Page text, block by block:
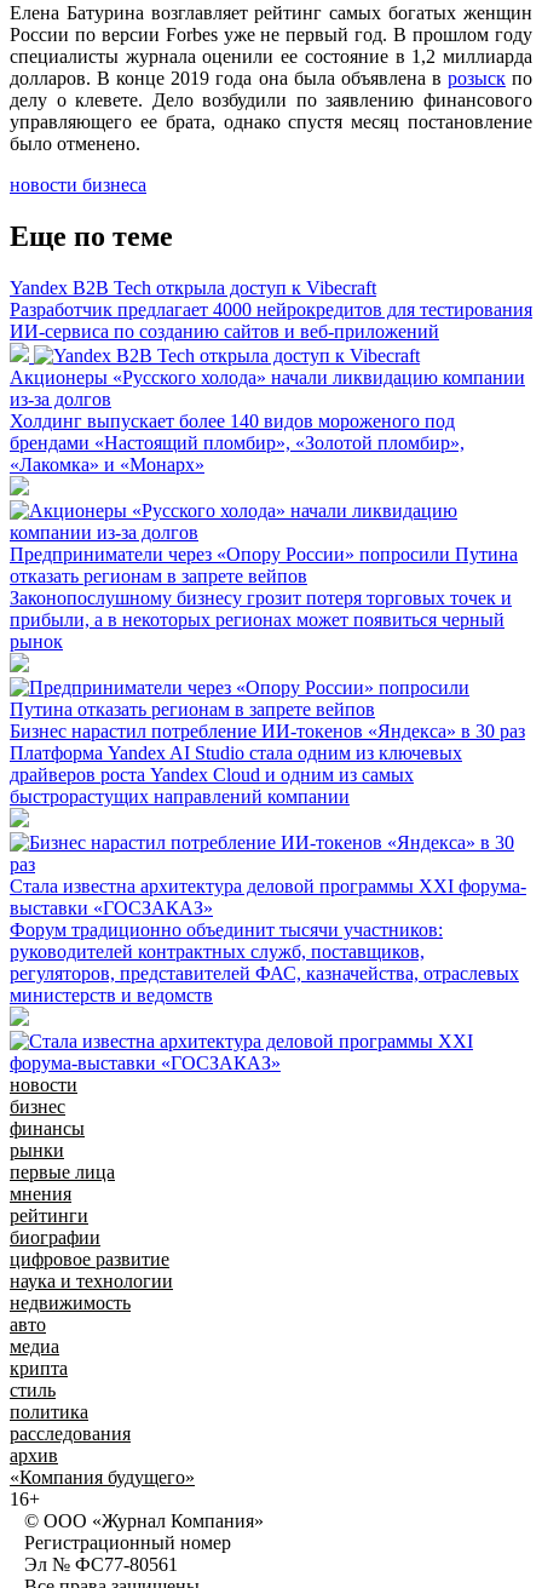
Елена Батурина возглавляет рейтинг самых богатых женщин
России по версии Forbes уже не первый год. В прошлом году
специалисты журнала оценили ее состояние в 1,2 миллиарда
долларов. В конце 2019 года она была объявлена в розыскпо
делу о клевете. Дело возбудили по заявлению финансового
управляющего ее брата, однако спустя месяц постановление
было отменено.
новости бизнеса
Еще по теме
Yandex B2B Tech открыла доступ к Vibecraft
Разработчик предлагает 4000 нейрокредитов для тестирования
ИИ-сервиса по созданию сайтов и веб-приложений
Акционеры «Русского холода» начали ликвидацию компании
из-за долгов
Холдинг выпускает более 140 видов мороженого под
брендами «Настоящий пломбир», «Золотой пломбир»,
«Лакомка» и «Монарх»
Предприниматели через «Опору России» попросили Путина
отказать регионам в запрете вейпов
Законопослушному бизнесу грозит потеря торговых точек и
прибыли, а в некоторых регионах может появиться черный
рынок
Бизнес нарастил потребление ИИ-токенов «Яндекса» в 30 раз
Платформа Yandex AI Studio стала одним из ключевых
драйверов роста Yandex Cloud и одним из самых
быстрорастущих направлений компании
Стала известна архитектура деловой программы XXI форума-
выставки «ГОСЗАКАЗ»
Форум традиционно объединит тысячи участников:
руководителей контрактных служб, поставщиков,
регуляторов, представителей ФАС, казначейства, отраслевых
министерств и ведомств
новости
бизнес
финансы
рынки
первые лица
мнения
рейтинги
биографии
цифровое развитие
наука и технологии
недвижимость
авто
медиа
крипта
стиль
политика
расследования
архив
«Компания будущего»
16+
© ООО «Журнал Компания»
Регистрационный номер
Эл № ФС77-80561